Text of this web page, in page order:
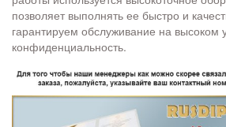
позволяет выполнять ее быстро и
гарантируем обслуживание на высоком
конфиденциальность.